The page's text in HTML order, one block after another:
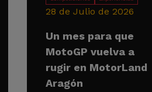
28 de Julio de 2026
Un mes para que
MotoGP vuelva a
rugir en MotorLand
Aragón